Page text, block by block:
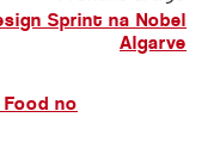
Sprint na Nobel
Algarve
no